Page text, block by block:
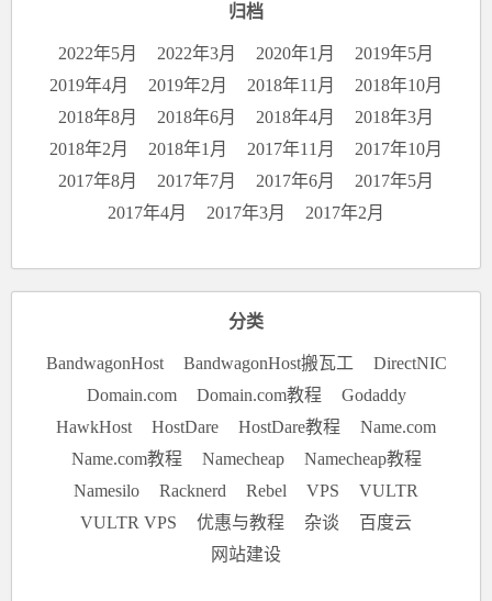
归档
2022年5月 2022年3月 2020年1月
2019年5月
2019年4月
2019年2月 2018年11月
2018年10月
2018年8月
2018年6月 2018年4月
2018年3月
2018年2月
2018年1月 2017年11月
2017年10月
2017年8月
2017年7月 2017年6月
2017年5月
2017年4月
2017年3月 2017年2月
分类
BandwagonHost BandwagonHost搬瓦工
DirectNIC
Domain.com
Domain.com教程
Godaddy
HawkHost
HostDare HostDare教程
Name.com
Name.com教程
Namecheap
Namecheap教程
Namesilo
Racknerd Rebel VPS
VULTR
VULTR VPS
优惠与教程 杂谈
百度云
网站建设